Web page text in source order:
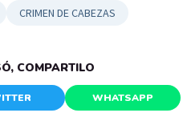
CRIMEN DE CABEZAS
COMPARTILO
WHATSAPP